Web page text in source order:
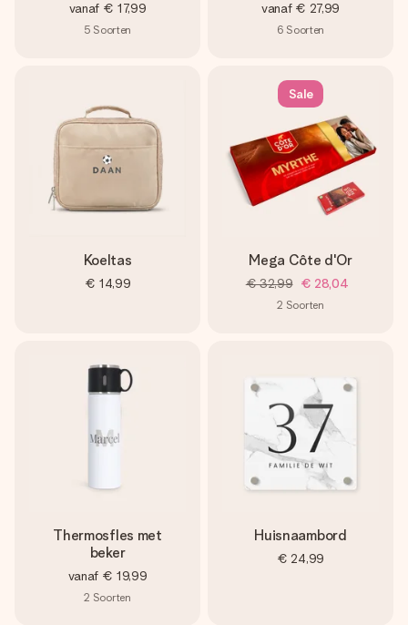
vanaf € 17,99
5 Soorten
vanaf € 27,99
6 Soorten
Koeltas
€ 14,99
Sale
Mega Côte d'Or
€ 32,99 € 28,04
2 Soorten
Thermosfles met
beker
vanaf € 19,99
2 Soorten
Huisnaambord
€ 24,99